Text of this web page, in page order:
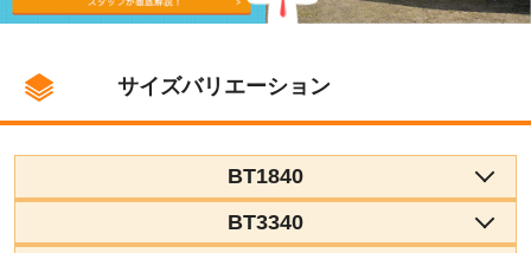
サイズバリエーション
BT1840
BT3340